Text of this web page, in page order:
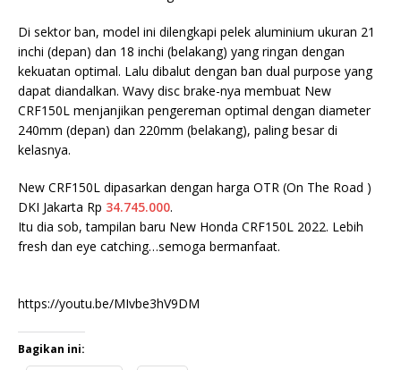
Di sektor ban, model ini dilengkapi pelek aluminium ukuran 21
inchi (depan) dan 18 inchi (belakang) yang ringan dengan
kekuatan optimal. Lalu dibalut dengan ban dual purpose yang
dapat diandalkan. Wavy disc brake-nya membuat New
CRF150L menjanjikan pengereman optimal dengan diameter
240mm (depan) dan 220mm (belakang), paling besar di
kelasnya.
New CRF150L dipasarkan dengan harga OTR (On The Road )
DKI Jakarta Rp 34.745.000.
Itu dia sob, tampilan baru New Honda CRF150L 2022. Lebih
fresh dan eye catching…semoga bermanfaat.
https://youtu.be/MIvbe3hV9DM
Bagikan ini: